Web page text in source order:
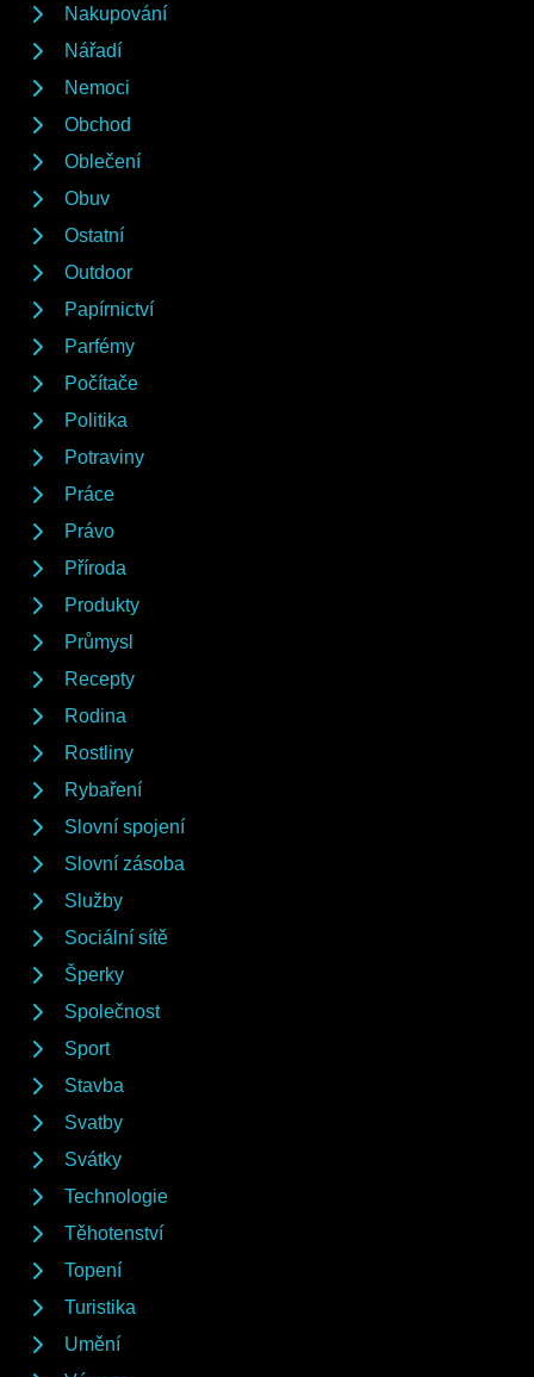
Nakupování
Nářadí
Nemoci
Obchod
Oblečení
Obuv
Ostatní
Outdoor
Papírnictví
Parfémy
Počítače
Politika
Potraviny
Práce
Právo
Příroda
Produkty
Průmysl
Recepty
Rodina
Rostliny
Rybaření
Slovní spojení
Slovní zásoba
Služby
Sociální sítě
Šperky
Společnost
Sport
Stavba
Svatby
Svátky
Technologie
Těhotenství
Topení
Turistika
Umění